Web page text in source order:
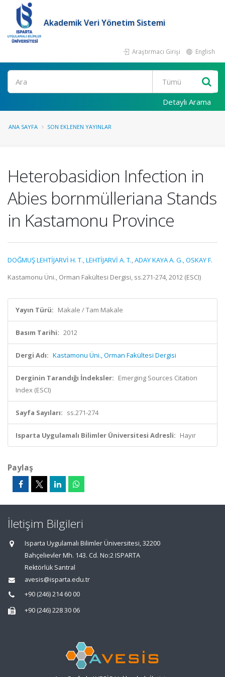
Akademik Veri Yönetim Sistemi
Araştırmacı Girişi English
Ara
Detaylı Arama
ANA SAYFA SON EKLENEN YAYINLAR
Heterobasidion Infection in
Abies bornmülleriana Stands
in Kastamonu Province
DOĞMUŞ LEHTİJARVİ H. T.,LEHTİJARVİ A. T.,ADAY KAYA A. G.,OSKAY F.
Kastamonu Üni., Orman Fakültesi Dergisi, ss.271-274, 2012 (ESCI)
Yayın Türü: Makale / Tam Makale
Basım Tarihi: 2012
Dergi Adı: Kastamonu Üni., Orman Fakültesi Dergisi
Derginin Tarandığı İndeksler: Emerging Sources Citation
Index (ESCI)
Sayfa Sayıları: ss.271-274
Isparta Uygulamalı Bilimler Üniversitesi Adresli: Hayır
Paylaş
İletişim Bilgileri
Isparta Uygulamalı Bilimler Üniversitesi, 32200
Bahçelievler Mh. 143. Cd. No:2 ISPARTA
Rektörlük Santral
avesis@isparta.edu.tr
+90 (246) 214 60 00
+90 (246) 228 30 06